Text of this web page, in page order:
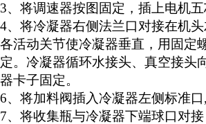
3、将调速器按图固定，插上电机五
4、将冷凝器右侧法兰口对接在机
各活动关节使冷凝器垂直，用固定
定。冷凝器循环水接头、真空接头
器卡子固定。
6、将加料阀插入冷凝器左侧标准口,
7、将收集瓶与冷凝器下端球口对